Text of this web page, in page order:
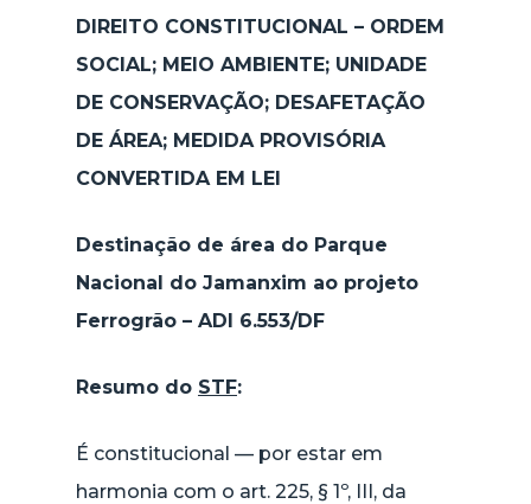
DIREITO CONSTITUCIONAL – ORDEM
SOCIAL; MEIO AMBIENTE; UNIDADE
DE CONSERVAÇÃO; DESAFETAÇÃO
DE ÁREA; MEDIDA PROVISÓRIA
CONVERTIDA EM LEI
Destinação de área do Parque
Nacional do Jamanxim ao projeto
Ferrogrão – ADI 6.553/DF
Resumo do STF:
É constitucional — por estar em
harmonia com o art. 225, § 1º, III, da